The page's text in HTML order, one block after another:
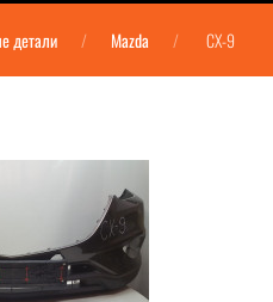
детали Mazda CX-9